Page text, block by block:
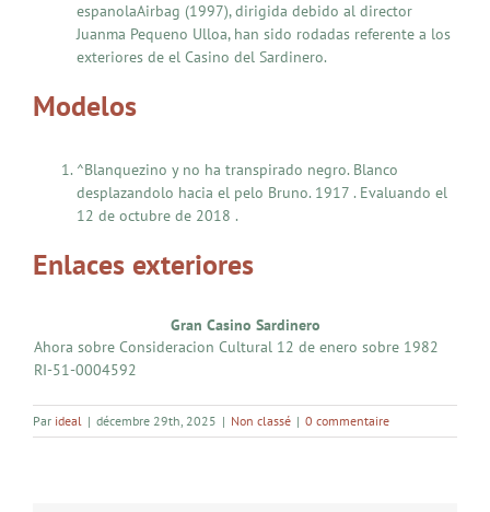
espanolaAirbag (1997), dirigida debido al director
Juanma Pequeno Ulloa, han sido rodadas referente a los
exteriores de el Casino del Sardinero.
Modelos
^Blanquezino y no ha transpirado negro. Blanco
desplazandolo hacia el pelo Bruno. 1917 . Evaluando el
12 de octubre de 2018 .
Enlaces exteriores
Gran Casino Sardinero
Ahora sobre Consideracion Cultural 12 de enero sobre 1982
RI-51-0004592
Par ideal | décembre 29th, 2025 | Non classé | 0 commentaire